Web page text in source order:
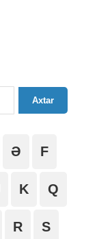
Axtar
Ə F
K Q
R S